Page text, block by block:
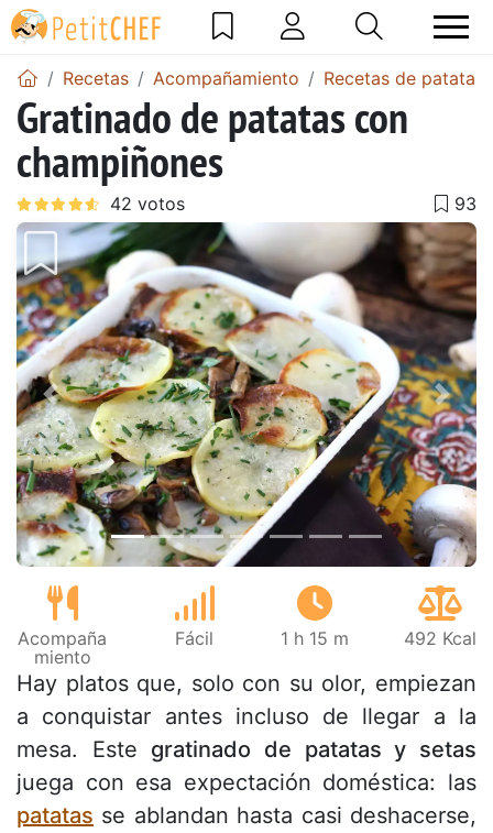
Recetas Acompañamiento Recetas de patatas
Gratinado de patatas con
champiñones
Anterior
Acompaña
miento
Fácil 1 h 15 m 492 Kcal
Hay platos que, solo con su olor, empiezan
a conquistar antes incluso de llegar a la
mesa. Este gratinado de patatas y setas
juega con esa expectación doméstica: las
patatas se ablandan hasta casi deshacerse,